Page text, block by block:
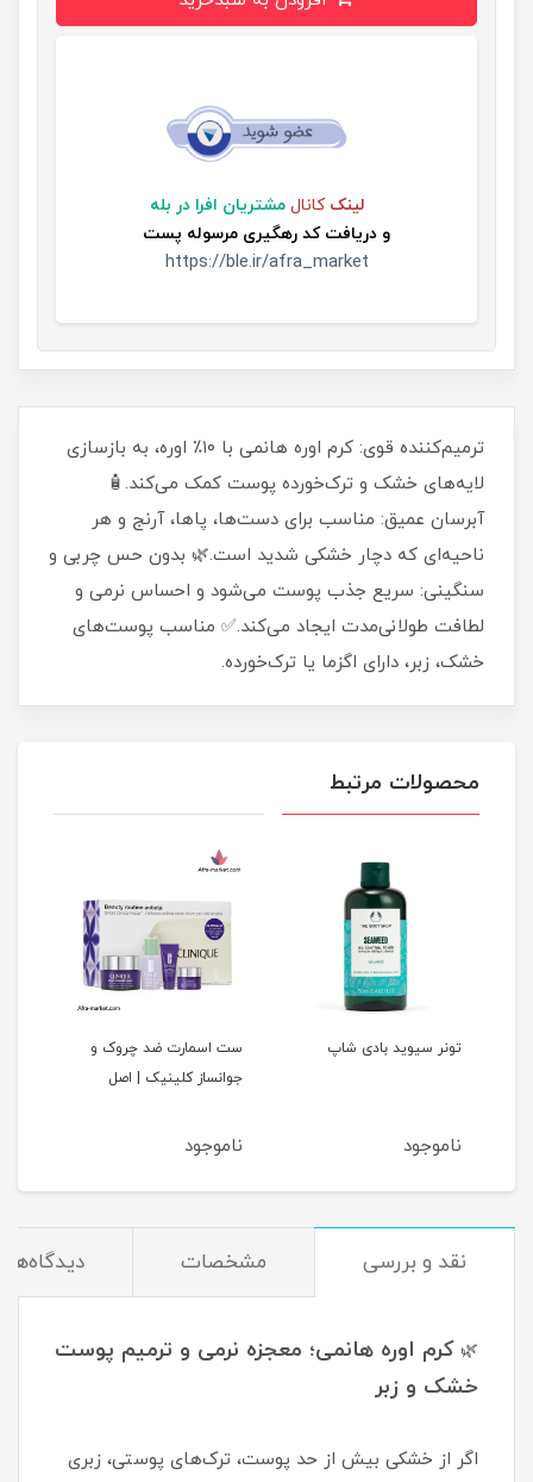
لینک کانال مشتریان افرا در بله
و دریافت کد رهگیری مرسوله پست
https://ble.ir/afra_market
ترمیم‌کننده قوی: کرم اوره هانمی با ۱۰٪ اوره، به بازسازی
لایه‌های خشک و ترک‌خورده پوست کمک می‌کند.🧴
آبرسان عمیق: مناسب برای دست‌ها، پاها، آرنج و هر
ناحیه‌ای که دچار خشکی شدید است.🌿 بدون حس چربی و
سنگینی: سریع جذب پوست می‌شود و احساس نرمی و
لطافت طولانی‌مدت ایجاد می‌کند.✅ مناسب پوست‌های
خشک، زبر، دارای اگزما یا ترک‌خورده.
محصولات مرتبط
تونر سیوید بادی شاپ
ناموجود
ست اسمارت ضد چروک و
جوانساز کلینیک | اصل
ناموجود
نقد و بررسی مشخصات دیدگاه‌ها
🌿 کرم اوره هانمی؛ معجزه نرمی و ترمیم پوست
خشک و زبر
اگر از خشکی بیش از حد پوست، ترک‌های پوستی، زبری